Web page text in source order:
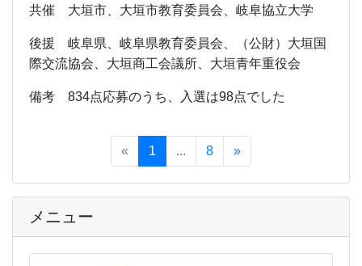
メニュー
共催 大垣市、大垣市教育委員会、岐阜協立大学
後援 岐阜県、岐阜県教育委員会、（公財）大垣国
際交流協会、大垣商工会議所、大垣青年重役会
備考 834点応募のうち、入選は98点でした
« 1 ... 8 »